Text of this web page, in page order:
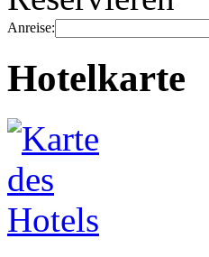
Anreise:
Hotelkarte